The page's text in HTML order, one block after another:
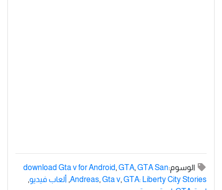
الوسوم: download Gta v for Android, GTA, GTA San
Andreas, Gta v, GTA: Liberty City Stories
, ألعاب فيديو,